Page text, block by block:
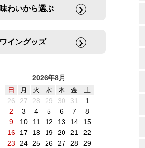
味わいから選ぶ
ワイングッズ
2026年8月
日
月 火 水 木 金
土
26
27 28 29 30 31
1
2
3 4 5 6 7
8
9
10 11 12 13 14
15
16
17 18 19 20 21
22
23
24 25 26 27 28
29